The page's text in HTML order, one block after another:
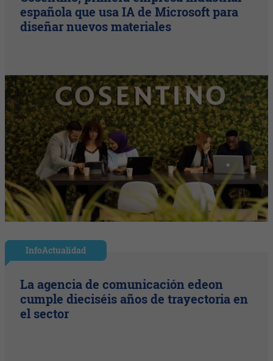
española que usa IA de Microsoft para
diseñar nuevos materiales
InfoActualidad
La agencia de comunicación edeon
cumple dieciséis años de trayectoria en
el sector